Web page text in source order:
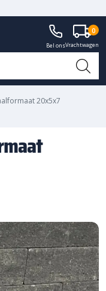
Bel onsVrachtwagen
0
20x5x7